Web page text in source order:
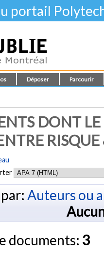
portail
Déposer Parcourir
DONT LE
Auteurs ou
documents: 3